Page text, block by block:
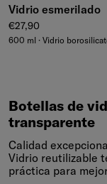
Vidrio esmerilado
Precio normal
€27,90
600 ml · Vidrio
Botellas de
transparente
Calidad
Vidrio reutilizable
práctica para